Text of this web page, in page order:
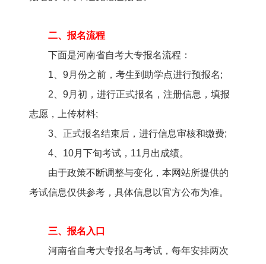
二、报名流程
下面是河南省自考大专报名流程：
1、9月份之前，考生到助学点进行预报名;
2、9月初，进行正式报名，注册信息，填报
志愿，上传材料;
3、正式报名结束后，进行信息审核和缴费;
4、10月下旬考试，11月出成绩。
由于政策不断调整与变化，本网站所提供的
考试信息仅供参考，具体信息以官方公布为准。
三、报名入口
河南省自考大专报名与考试，每年安排两次